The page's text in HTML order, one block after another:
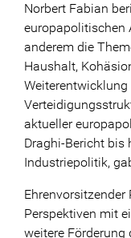
Norbert Fabian
europapolitischen
anderem die
Haushalt,
aktueller
Draghi-Bericht bis
Industriepolitik,
Ehrenvorsitzender
Perspektiven mit
weitere Förderung